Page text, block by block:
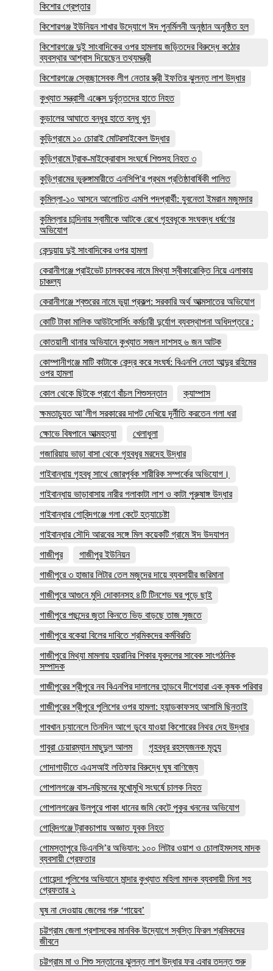
কিশোর গ্রেপ্তার
কিশোরগঞ্জ ইউনিয়ন শাখার উদ্যোগে ঈদ পুনর্মিলনী অনুষ্ঠান অনুষ্ঠিত হল
কিশোরগঞ্জে দুই সাংবাদিকের ওপর হামলায় জড়িতদের বিরুদ্ধে কঠোর
ব্যবস্থার আশ্বাস দিয়েছেন তথ্যমন্ত্রী
কিশোরগঞ্জে স্বেচ্ছাসেবক লীগ নেতার স্ত্রী ইফতির ঝুলন্ত লাশ উদ্ধার
কুখ্যাত সন্ত্রাসী এলেক্স দুর্বৃত্তদের হাতে নিহত
কুড়ালের আঘাতে বন্ধুর হাতে বন্ধু খুন
কুড়িগ্রামে ১০ চোরাই মোটরসাইকেল উদ্ধার
কুড়িগ্রামে ট্রাক-মাইক্রোবাস সংঘর্ষে শিশুসহ নিহত ৩
কুড়িগ্রামের ভুরুঙ্গামারীতে এনসিপি'র প্রথম প্রতিষ্ঠাবার্ষিকী পালিত
কুমিল্লা-১০ আসনে আলোচিত এমপি পদপ্রার্থী: যুবনেতা ইমরান মজুমদার
কুমিল্লার চান্দিনায় স্বামীকে আটকে রেখে গৃহবধূকে সংঘবদ্ধ ধর্ষণের
অভিযোগ
কেন্দুয়ায় দুই সাংবাদিকের ওপর হামলা
কেরানীগঞ্জে প্রাইভেট চালককের নামে মিথ্যা স্বীকারোক্তি নিয়ে এলাকায়
চাঞ্চল্য
কেরানীগঞ্জে শ্বশুরের নামে ভুয়া প্রকল্প: সরকারি অর্থ আত্মসাতের অভিযোগ
কোটি টাকা মালিক আউটসোর্সিং কর্মচারী দুর্যোগ ব্যবস্থাপনা অধিদপ্তরে :
কোতয়ালী থানার অভিযানে কুখ্যাত সজল দাশসহ ৬ জন আটক
কোম্পানীগঞ্জে মাটি কাটাকে কেন্দ্র করে সংঘর্ষ: বিএনপি নেতা আব্দুর রহিমের
ওপর হামলা
কোল থেকে ছিটকে প্রাণে বাঁচল শিশুসন্তান
ক্যাম্পাস
ক্ষমতাচ্যুত আ’লীগ সরকারের দাপট দেখিয়ে দূর্নীতি করতেন গলা ধরা
ক্ষোভে বিষপানে আত্মহত্যা
খেলাধুলা
গজারিয়ায় ভাড়া বাসা থেকে গৃহবধূর মরদেহ উদ্ধার
গাইবান্ধায় গৃহবধূ সাথে জোরপূর্বক শারীরিক সম্পর্কের অভিযোগ।
গাইবান্ধায় ভাড়াবাসায় নারীর গলাকাটা লাশ ও কাটা পুরুষাঙ্গ উদ্ধার
গাইবান্ধার গোবিন্দগঞ্জে গলা কেটে হত্যাচেষ্টা
গাইবান্ধার সৌদি আরবের সঙ্গে মিল কয়েকটি গ্রামে ঈদ উদযাপন
গাজীপুর
গাজীপুর ইউনিয়ন
গাজীপুরে ৩ হাজার লিটার তেল মজুদের দায়ে ব্যবসায়ীর জরিমানা
গাজীপুরে আগুনে মুদি দোকানসহ ৪টি টিনশেড ঘর পুড়ে ছাই
গাজীপুরে পছন্দের জুতা কিনতে ভিড় বাড়ছে তাজ সুজতে
গাজীপুরে বকেয়া বিলের দাবিতে শ্রমিকদের কর্মবিরতি
গাজীপুরে মিথ্যা মামলায় হয়রানির শিকার যুবদলের সাবেক সাংগঠনিক
সম্পাদক
গাজীপুরের শ্রীপুরে নব বিএনপির দালালের তান্ডবে দীশেহারা এক কৃষক পরিবার
গাজীপুরের শ্রীপুরে পুলিশের ওপর হামলা: হ্যান্ডকাফসহ আসামি ছিনতাই
গাবখান চ্যানেলে তিনদিন আগে ডুবে যাওয়া কিশোরের নিথর দেহ উদ্ধার
গাবুরা চেয়ারম্যান মাছুদুল আলম
গৃহবধূর রহস্যজনক মৃত্যু
গোদাগাড়ীতে এএসআই লতিফার বিরুদ্ধে ঘুষ বাণিজ্যে
গোপালগঞ্জে বাস-নছিমনের মুখোমুখি সংঘর্ষে চালক নিহত
গোপালগঞ্জের উলপুরে পাকা ধানের জমি কেটে পুকুর খননের অভিযোগ
গোবিন্দগঞ্জে ট্রাকচাপায় অজ্ঞাত যুবক নিহত
গোমস্তাপুরে ডিএনসি’র অভিযান: ১০০ লিটার ওয়াশ ও চোলাইমদসহ মাদক
ব্যবসায়ী গ্রেফতার
গোয়েন্দা পুলিশের অভিযানে মান্দার কুখ্যাত মহিলা মাদক ব্যবসায়ী মিনা সহ
গ্রেফতার ২
ঘুষ না দেওয়ায় জেলের গরু ‘গায়েব’
চট্টগ্রাম জেলা প্রশাসকের মানবিক উদ্যোগে স্বস্তি ফিরল শ্রমিকদের
জীবনে
চট্টগ্রাম মা ও শিশু সন্তানের ঝুলন্ত লাশ উদ্ধার ফর এবার তদন্ত শুরু